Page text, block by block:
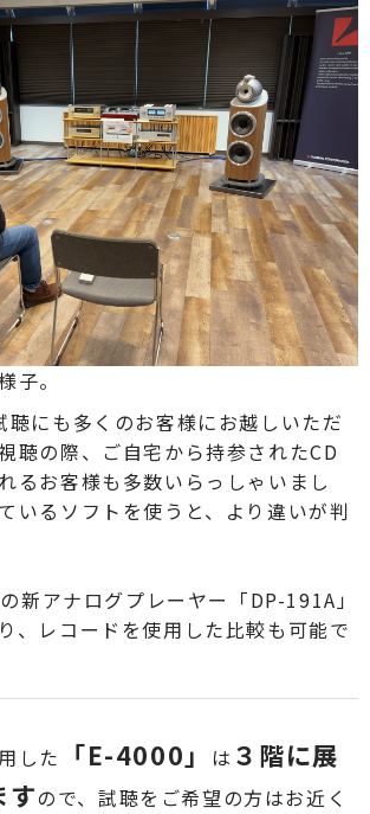
子。
聴にも多くのお客様にお越しいただ
聴の際、ご自宅から持参されたCD
るお客様も多数いらっしゃいまし
いるソフトを使うと、より違いが判
新アナログプレーヤー「DP-191A」
、レコードを使用した比較も可能で
した 「E-4000」 は ３階に展
すので、 試聴をご希望の方はお近く